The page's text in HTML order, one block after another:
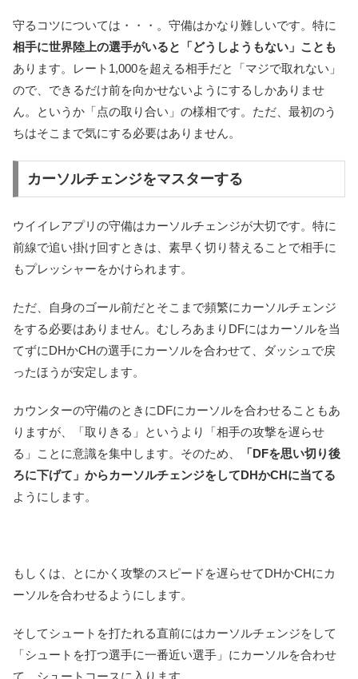
守るコツについては・・・。守備はかなり難しいです。特に
相手に世界陸上の選手がいると「どうしようもない」ことも
あります。レート1,000を超える相手だと「マジで取れない」
ので、できるだけ前を向かせないようにするしかありませ
ん。というか「点の取り合い」の様相です。ただ、最初のう
ちはそこまで気にする必要はありません。
カーソルチェンジをマスターする
ウイイレアプリの守備はカーソルチェンジが大切です。特に
前線で追い掛け回すときは、素早く切り替えることで相手に
もプレッシャーをかけられます。
ただ、自身のゴール前だとそこまで頻繁にカーソルチェンジ
をする必要はありません。むしろあまりDFにはカーソルを当
てずにDHかCHの選手にカーソルを合わせて、ダッシュで戻
ったほうが安定します。
カウンターの守備のときにDFにカーソルを合わせることもあ
りますが、「取りきる」というより「相手の攻撃を遅らせ
る」ことに意識を集中します。そのため、
「DFを思い切り後
ろに下げて」からカーソルチェンジをしてDHかCHに当てる
ようにします。
もしくは、とにかく攻撃のスピードを遅らせてDHかCHにカ
ーソルを合わせるようにします。
そしてシュートを打たれる直前にはカーソルチェンジをして
「シュートを打つ選手に一番近い選手」にカーソルを合わせ